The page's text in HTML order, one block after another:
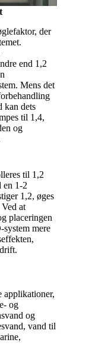
der
end 1,2
Mens det
kan dets
til 1,4,
og
til 1,2
en 1-2
1,2, øges
at
placeringen
system mere
og
og
vand til